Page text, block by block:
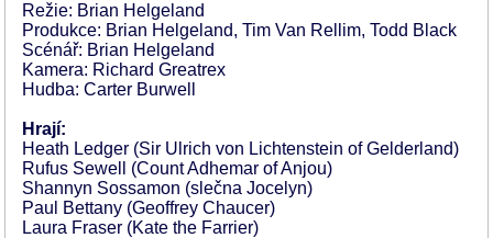
Režie: Brian Helgeland
Produkce: Brian Helgeland, Tim Van Rellim, Todd Black
Scénář: Brian Helgeland
Kamera: Richard Greatrex
Hudba: Carter Burwell
Hrají:
Heath Ledger (Sir Ulrich von Lichtenstein of Gelderland)
Rufus Sewell (Count Adhemar of Anjou)
Shannyn Sossamon (slečna Jocelyn)
Paul Bettany (Geoffrey Chaucer)
Laura Fraser (Kate the Farrier)